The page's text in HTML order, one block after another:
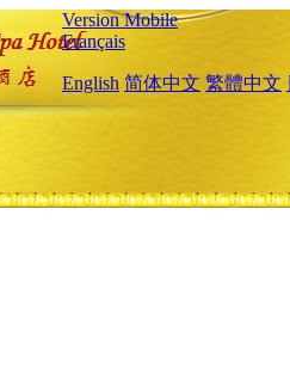
Version Mobile
Français
English 简体中文 繁體中文